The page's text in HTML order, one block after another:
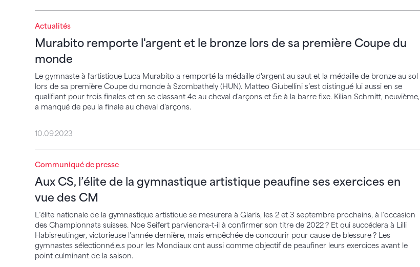
Actualités
Murabito remporte l'argent et le bronze lors de sa première Coupe du
monde
Le gymnaste à l'artistique Luca Murabito a remporté la médaille d'argent au saut et la médaille de bronze au sol
lors de sa première Coupe du monde à Szombathely (HUN). Matteo Giubellini s’est distingué lui aussi en se
qualifiant pour trois finales et en se classant 4e au cheval d'arçons et 5e à la barre fixe. Kilian Schmitt, neuvième,
a manqué de peu la finale au cheval d'arçons.
Murabito remporte l'argent et le bronze lors de sa première Coupe du monde
10.09.2023
Communiqué de presse
Aux CS, l’élite de la gymnastique artistique peaufine ses exercices en
vue des CM
L’élite nationale de la gymnastique artistique se mesurera à Glaris, les 2 et 3 septembre prochains, à l’occasion
des Championnats suisses. Noe Seifert parviendra-t-il à confirmer son titre de 2022 ? Et qui succédera à Lilli
Habisreutinger, victorieuse l’année dernière, mais empêchée de concourir pour cause de blessure ? Les
gymnastes sélectionné.e.s pour les Mondiaux ont aussi comme objectif de peaufiner leurs exercices avant le
point culminant de la saison.
Aux CS, l’élite de la gymnastique artistique peaufine ses exercices en vue des CM